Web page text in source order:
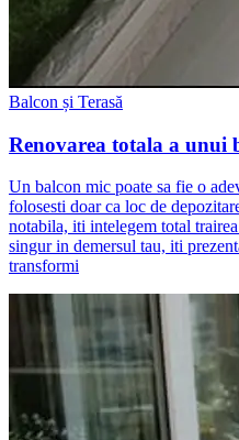
Balcon și Terasă
Renovarea totala a unui
Un balcon mic poate sa fie o
folosesti doar ca loc de
notabila, iti intelegem total
singur in demersul tau, iti
transformi